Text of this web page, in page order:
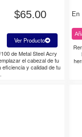
$65.00
Ver Producto
de Metal Steel Acry
el cabezal de tu
eficiencia y calidad de tu